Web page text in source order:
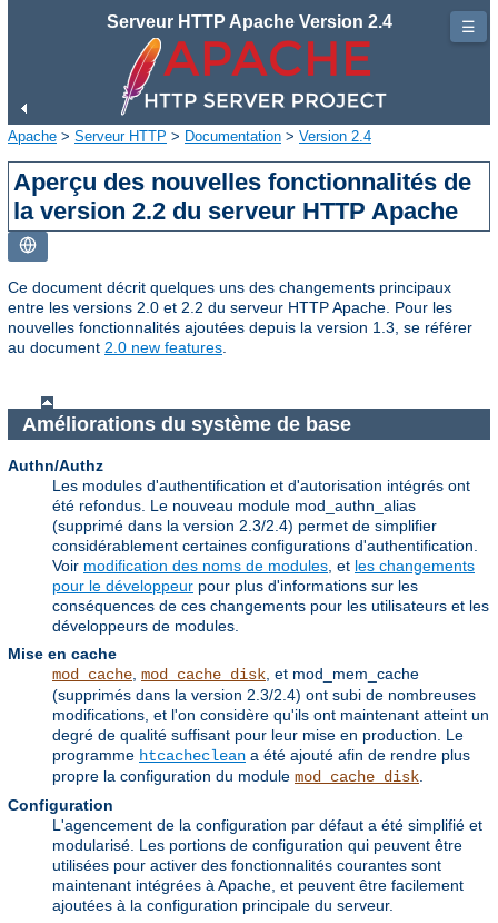
Serveur HTTP Apache Version 2.4
Apache > Serveur HTTP > Documentation > Version 2.4
Aperçu des nouvelles fonctionnalités de
la version 2.2 du serveur HTTP Apache
Ce document décrit quelques uns des changements principaux
entre les versions 2.0 et 2.2 du serveur HTTP Apache. Pour les
nouvelles fonctionnalités ajoutées depuis la version 1.3, se référer
au document 2.0 new features
Améliorations du système de base
Authn/Authz
Les modules d'authentification et d'autorisation intégrés ont
été refondus. Le nouveau module mod_authn_alias
(supprimé dans la version 2.3/2.4) permet de simplifier
considérablement certaines configurations d'authentification.
Voir modification des noms de modules , et les changements
pour le développeur pour plus d'informations sur les
conséquences de ces changements pour les utilisateurs et les
développeurs de modules.
Mise en cache
mod_cache mod_cache_disk , et mod_mem_cache
(supprimés dans la version 2.3/2.4) ont subi de nombreuses
modifications, et l'on considère qu'ils ont maintenant atteint un
degré de qualité suffisant pour leur mise en production. Le
programme htcacheclean a été ajouté afin de rendre plus
propre la configuration du module mod_cache_disk
Configuration
L'agencement de la configuration par défaut a été simplifié et
modularisé. Les portions de configuration qui peuvent être
utilisées pour activer des fonctionnalités courantes sont
maintenant intégrées à Apache, et peuvent être facilement
ajoutées à la configuration principale du serveur.
☰